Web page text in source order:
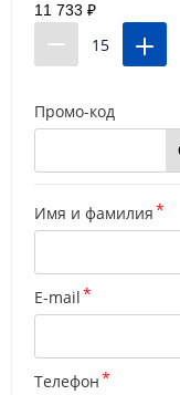
11 733 ₽
15
Промо-код
Имя и фамилия
E-mail
Телефон